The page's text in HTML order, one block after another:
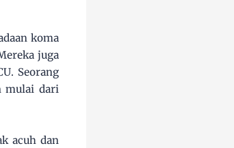
koma
juga
Seorang
mulai dari
acuh dan